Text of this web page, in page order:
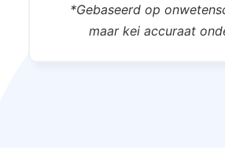
*Gebaseerd op
maar kei accuraat